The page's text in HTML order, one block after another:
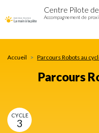
Robots
au
au
contenu
Centre Pilote
Accompagnement de
Accueil Parcours Robots au
Parcours
CYCLE
3